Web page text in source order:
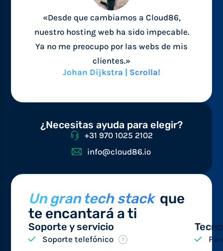
«Desde que cambiamos a Cloud86,
nuestro hosting web ha sido impecable.
Ya no me preocupo por las webs de mis
clientes.»
Johan Dijkstra | Scrolla!
¿Necesitas ayuda para elegir?
+31 970 1025 2102
info@cloud86.io
Un gran tech stack que
te encantará a ti
Soporte y servicio
Soporte telefónico